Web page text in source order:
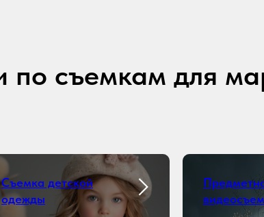
по съемкам для
Съемка детской
одежды